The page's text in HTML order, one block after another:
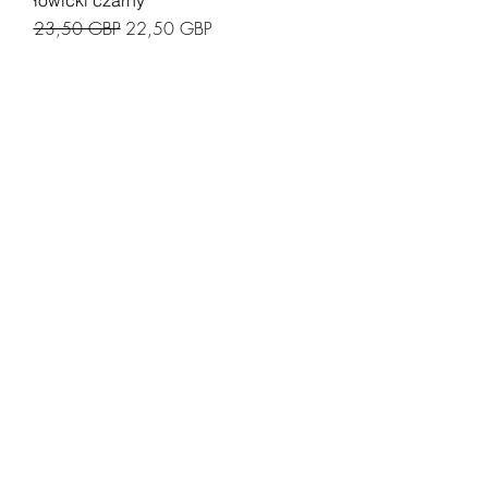
Regularna cena
23,50 GBP Cena rabatowa
22,50 GBP